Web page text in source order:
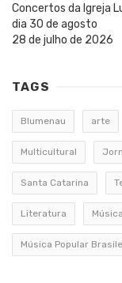
Concertos da Igreja
dia 30 de agosto
28 de julho de 2026
TAGS
Blumenau arte
Multicultural
Santa Catarina
Literatura Música
Música Popular